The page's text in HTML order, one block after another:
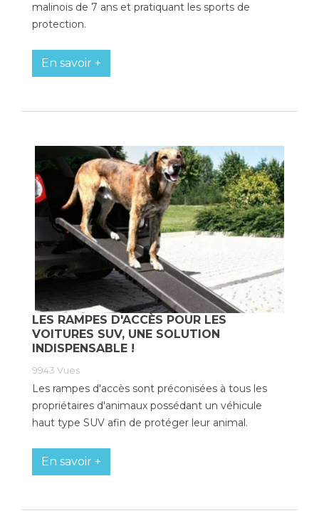
malinois de 7 ans et pratiquant les sports de
protection.
En savoir +
LES RAMPES D'ACCÈS POUR LES
VOITURES SUV, UNE SOLUTION
INDISPENSABLE !
9943 Vues
Les rampes d'accès sont préconisées à tous les
propriétaires d'animaux possédant un véhicule
haut type SUV afin de protéger leur animal.
En savoir +